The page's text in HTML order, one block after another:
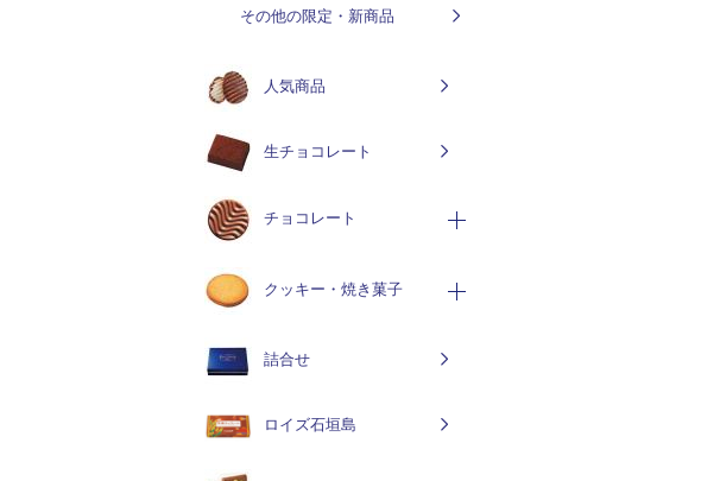
その他の限定・新商品
人気商品
生チョコレート
チョコレート
クッキー・焼き菓子
詰合せ
ロイズ石垣島